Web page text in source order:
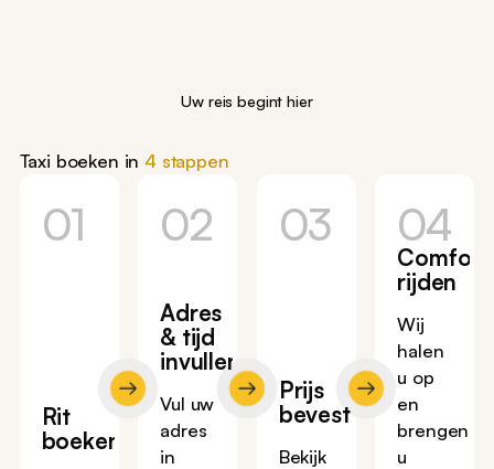
Uw reis begint hier
Taxi boeken in4 stappen
01
Rit
boeken
02
Adres
& tijd
invullen
Vul uw
adres
in
03
Prijs
bevestigen
Bekijk
04
rijden
Wij
halen
u op
en
brengen
u